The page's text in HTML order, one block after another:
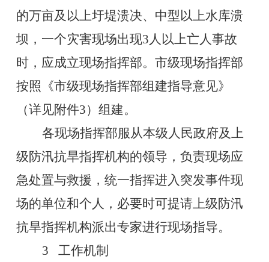
的万亩及以上圩堤溃决、中型以上水库溃
坝，一个灾害现场出现3 人以上亡人事故
时，应成立现场指挥部。市级现场指挥部
按照《市级现场指挥部组建指导意见》
（详见附件3）组建。
各现场指挥部服从本级人民政府及上
级防汛抗旱指挥机构的领导，负责现场应
急处置与救援，统一指挥进入突发事件现
场的单位和个人，必要时可提请上级防汛
抗旱指挥机构派出专家进行现场指导。
3 工作机制